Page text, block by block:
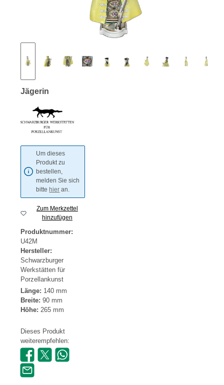
Jägerin
Um dieses
Produkt zu
bestellen,
melden Sie sich
bitte hier an.
Zum Merkzettel
hinzufügen
Produktnummer:
U42M
Hersteller:
Schwarzburger
Werkstätten für
Porzellankunst
Länge: 140 mm
Breite: 90 mm
Höhe: 265 mm
Dieses Produkt
weiterempfehlen: